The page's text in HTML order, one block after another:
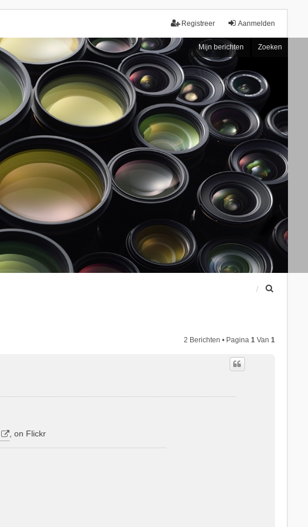
Aanmelden
Registreer
Mijn berichten Zoeken
2 Berichten • Pagina1 Van1
, on Flickr